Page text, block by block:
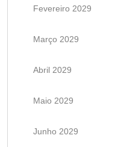
Fevereiro 2029
Março 2029
Abril 2029
Maio 2029
Junho 2029